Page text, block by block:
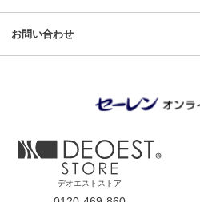
お問い合わせ
デオエストストア